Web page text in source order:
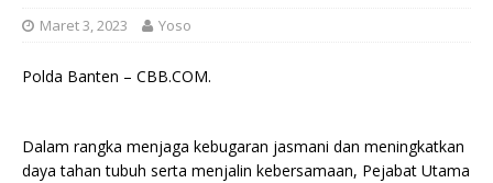
Maret 3, 2023 Yoso
Polda Banten – CBB.COM.
Dalam rangka menjaga kebugaran jasmani dan meningkatkan
daya tahan tubuh serta menjalin kebersamaan, Pejabat Utama